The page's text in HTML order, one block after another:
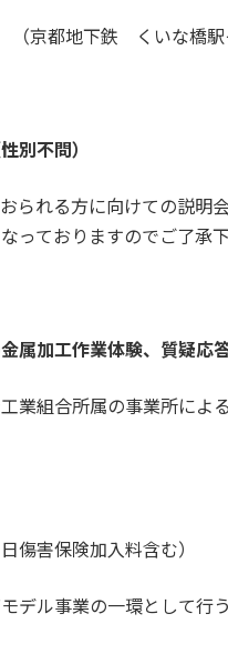
京都地下鉄 くいな橋駅
別不問）
られる方に向けての説明会
っておりますのでご了承下
属加工作業体験、質疑応
組合所属の事業所による
害保険加入料含む）
デル事業の一環として行